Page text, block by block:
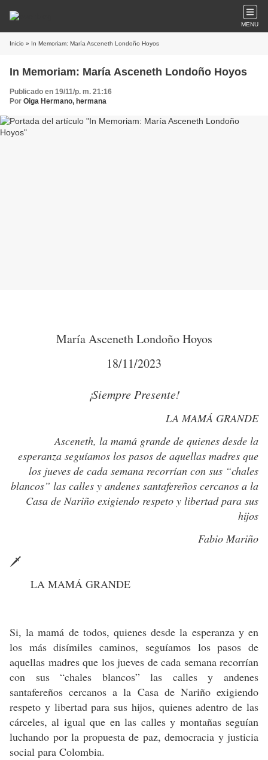
MENU
Inicio » In Memoriam: María Asceneth Londoño Hoyos
In Memoriam: María Asceneth Londoño Hoyos
Publicado en 19/11/p. m. 21:16
Por Oiga Hermano, hermana
María Asceneth Londoño Hoyos
18/11/2023
¡Siempre Presente!
LA MAMÁ GRANDE
Asceneth, la mamá grande de quienes desde la
esperanza seguíamos los pasos de aquellas madres que
los jueves de cada semana recorrían con sus “chales
blancos” las calles y andenes santafereños cercanos a la
Casa de Nariño exigiendo respeto y libertad para sus
hijos
Fabio Mariño
🗡
LA MAMÁ GRANDE
Si, la mamá de todos, quienes desde la esperanza y en
los más disímiles caminos, seguíamos los pasos de
aquellas madres que los jueves de cada semana recorrían
con sus “chales blancos” las calles y andenes
santafereños cercanos a la Casa de Nariño exigiendo
respeto y libertad para sus hijos, quienes adentro de las
cárceles, al igual que en las calles y montañas seguían
luchando por la propuesta de paz, democracia y justicia
social para Colombia.